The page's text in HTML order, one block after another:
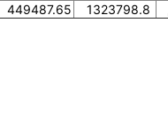
449487.65 1323798.8